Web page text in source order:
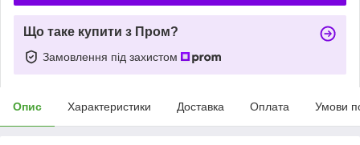
Що таке купити з Пром?
Замовлення під захистом
Опис Характеристики Доставка Оплата Умови